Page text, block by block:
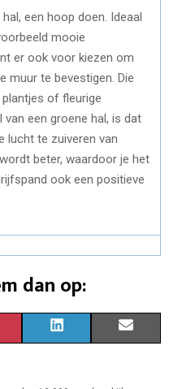
een hoop doen. Ideaal
mooie
er ook voor kiezen om
muur te bevestigen. Die
plantjes of fleurige
van een groene hal, is dat
lucht te zuiveren van
beter, waardoor je het
ook een positieve
dan op: